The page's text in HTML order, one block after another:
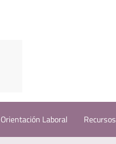
Orientación Laboral Recursos